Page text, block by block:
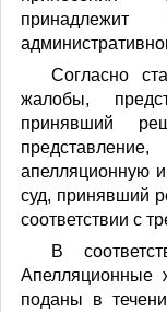
Согласно
жалобы,
принявший
апелляционную
суд, принявший
соответствии с
В
Апелляционные
поданы в